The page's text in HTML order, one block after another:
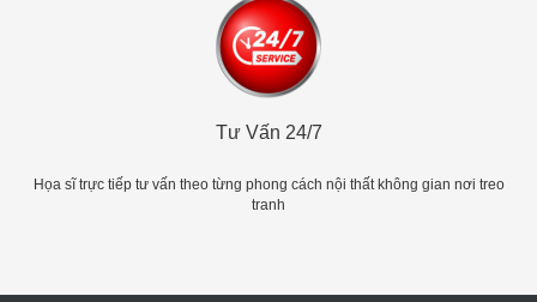
Tư Vấn 24/7
Họa sĩ trực tiếp tư vấn theo từng phong cách nội thất không gian nơi treo
tranh